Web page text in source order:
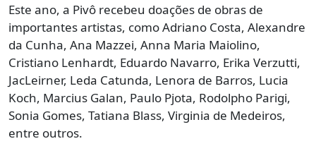
Este ano, a Pivô recebeu doações de obras de
importantes artistas, como Adriano Costa, Alexandre
da Cunha, Ana Mazzei, Anna Maria Maiolino,
Cristiano Lenhardt, Eduardo Navarro, Erika Verzutti,
JacLeirner, Leda Catunda, Lenora de Barros, Lucia
Koch, Marcius Galan, Paulo Pjota, Rodolpho Parigi,
Sonia Gomes, Tatiana Blass, Virginia de Medeiros,
entre outros.